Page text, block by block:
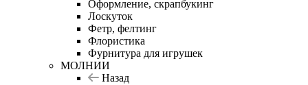
Оформление, скрапбукинг
Лоскуток
Фетр, фелтинг
Флористика
Фурнитура для игрушек
МОЛНИИ
Назад